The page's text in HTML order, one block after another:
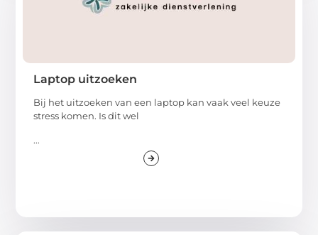
Laptop uitzoeken
Bij het uitzoeken van een laptop kan vaak veel keuze
stress komen. Is dit wel
...